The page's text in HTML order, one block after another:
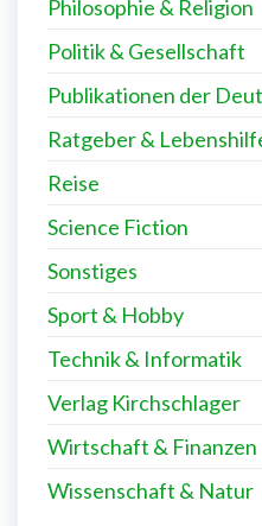
Philosophie & Religion
Politik & Gesellschaft
Publikationen der
Ratgeber &
Reise
Science Fiction
Sonstiges
Sport & Hobby
Technik & Informatik
Verlag Kirchschlager
Wirtschaft & Finanzen
Wissenschaft & Natur